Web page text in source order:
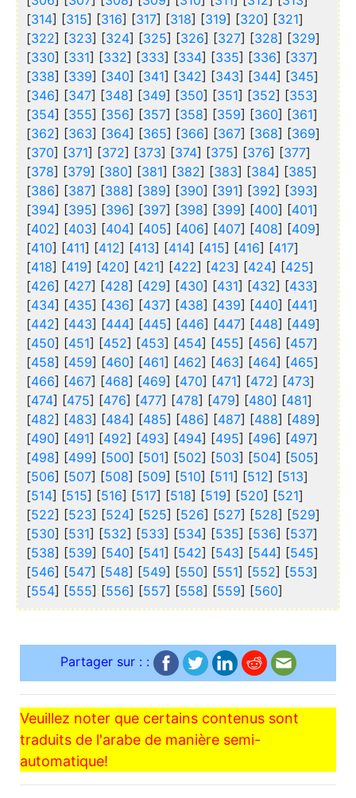
[314] [315] [316] [317] [318] [319] [320] [321]
[322] [323] [324] [325] [326] [327] [328] [329]
[330] [331] [332] [333] [334] [335] [336] [337]
[338] [339] [340] [341] [342] [343] [344] [345]
[346] [347] [348] [349] [350] [351] [352] [353]
[354] [355] [356] [357] [358] [359] [360] [361]
[362] [363] [364] [365] [366] [367] [368] [369]
[370] [371] [372] [373] [374] [375] [376] [377]
[378] [379] [380] [381] [382] [383] [384] [385]
[386] [387] [388] [389] [390] [391] [392] [393]
[394] [395] [396] [397] [398] [399] [400] [401]
[402] [403] [404] [405] [406] [407] [408] [409]
[410] [411] [412] [413] [414] [415] [416] [417]
[418] [419] [420] [421] [422] [423] [424] [425]
[426] [427] [428] [429] [430] [431] [432] [433]
[434] [435] [436] [437] [438] [439] [440] [441]
[442] [443] [444] [445] [446] [447] [448] [449]
[450] [451] [452] [453] [454] [455] [456] [457]
[458] [459] [460] [461] [462] [463] [464] [465]
[466] [467] [468] [469] [470] [471] [472] [473]
[474] [475] [476] [477] [478] [479] [480] [481]
[482] [483] [484] [485] [486] [487] [488] [489]
[490] [491] [492] [493] [494] [495] [496] [497]
[498] [499] [500] [501] [502] [503] [504] [505]
[506] [507] [508] [509] [510] [511] [512] [513]
[514] [515] [516] [517] [518] [519] [520] [521]
[522] [523] [524] [525] [526] [527] [528] [529]
[530] [531] [532] [533] [534] [535] [536] [537]
[538] [539] [540] [541] [542] [543] [544] [545]
[546] [547] [548] [549] [550] [551] [552] [553]
[554] [555] [556] [557] [558] [559] [560]
Partager sur : :
Veuillez noter que certains contenus sont
traduits de l'arabe de manière semi-
automatique!